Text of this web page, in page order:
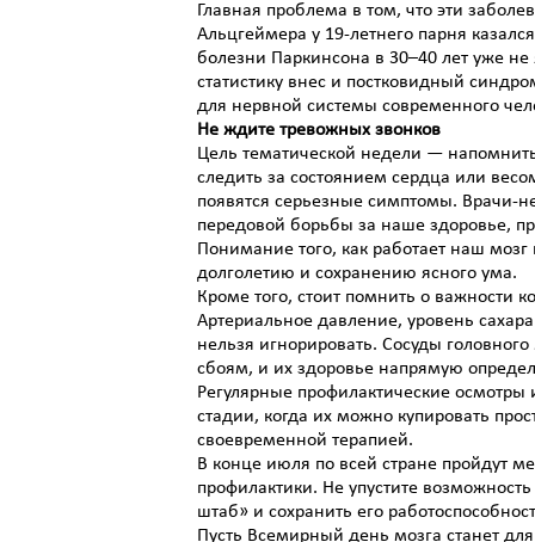
Главная проблема в том, что эти
Альцгеймера у 19-летнего парня
болезни Паркинсона в 30–40 лет уже
статистику внес и постковидный
для нервной системы современного
Не ждите тревожных звонков
Цель тематической недели —
следить за состоянием сердца или
появятся серьезные симптомы. Врачи-
передовой борьбы за наше здоровье,
Понимание того, как работает наш
долголетию и сохранению ясного ума.
Кроме того, стоит помнить о важности
Артериальное давление, уровень
нельзя игнорировать. Сосуды
сбоям, и их здоровье напрямую
Регулярные профилактические
стадии, когда их можно купировать
своевременной терапией.
В конце июля по всей стране пройдут
профилактики. Не упустите
штаб» и сохранить его
Пусть Всемирный день мозга станет